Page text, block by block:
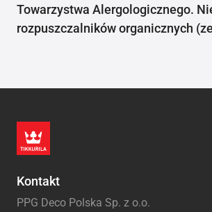
Towarzystwa Alergologicznego.
rozpuszczalników organicznych
Kontakt
PPG Deco Polska Sp. z o.o.